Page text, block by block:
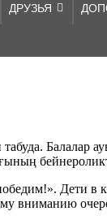
ДРУЗЬЯ
Балалар
Дети в
вниманию